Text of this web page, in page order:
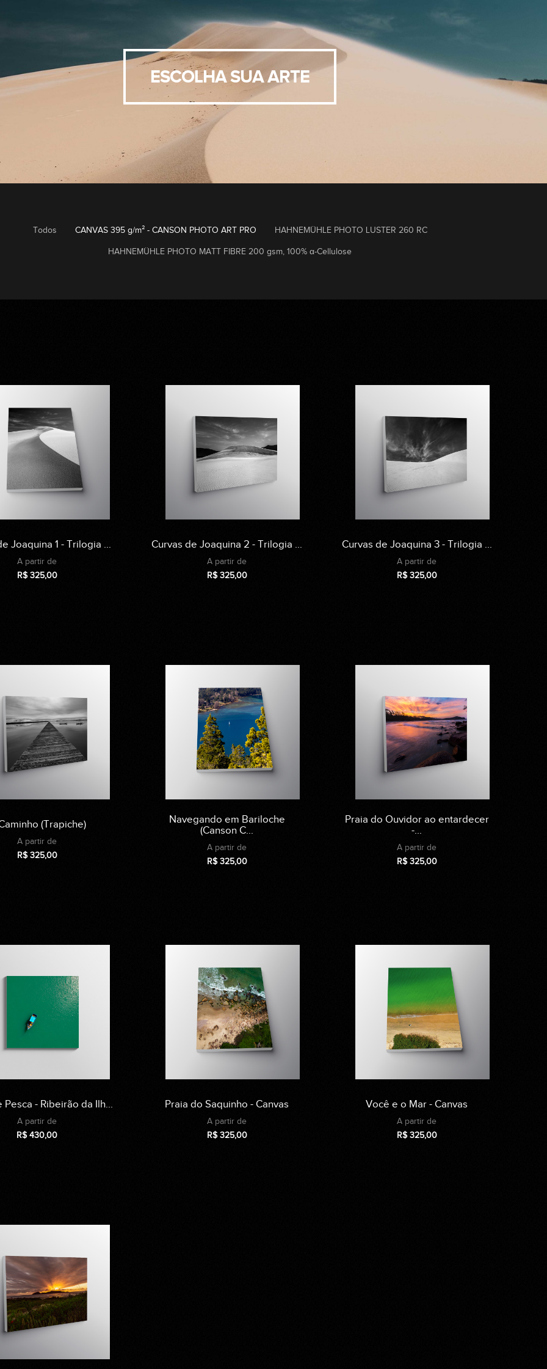
ESCOLHA SUA ARTE
Todos CANVAS 395 g/m² - CANSON PHOTO ART PRO HAHNEMÜHLE PHOTO LUSTER 260 RC
HAHNEMÜHLE PHOTO MATT FIBRE 200 gsm, 100% α-Cellulose
Joaquina 1 - Trilogia ...
A partir de
R$325,00
Curvas de Joaquina 2 - Trilogia ...
A partir de
R$325,00
Curvas de Joaquina 3 - Trilogia ...
A partir de
R$325,00
(Trapiche)
A partir de
R$325,00
Navegando em Bariloche
(Canson C...
A partir de
R$325,00
Praia do Ouvidor ao entardecer
-...
A partir de
R$325,00
Pesca - Ribeirão da Ilh...
A partir de
R$430,00
Praia do Saquinho - Canvas
A partir de
R$325,00
Você e o Mar - Canvas
A partir de
R$325,00